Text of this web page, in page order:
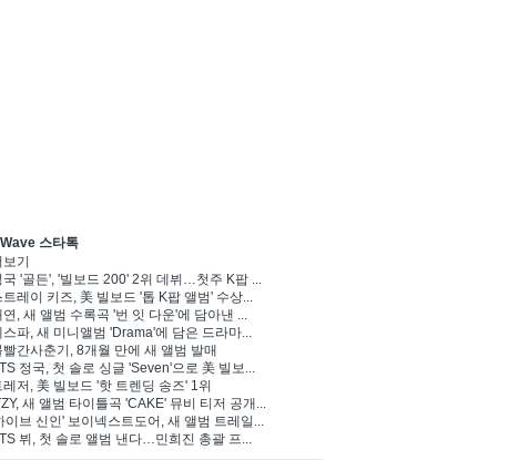
스타톡
기
국 '골든', '빌보드 200' 2위 데뷔…첫주 K팝 ...
트레이 키즈, 美 빌보드 '톱 K팝 앨범' 수상...
연, 새 앨범 수록곡 '번 잇 다운'에 담아낸 ...
스파, 새 미니앨범 'Drama'에 담은 드라마...
빨간사춘기, 8개월 만에 새 앨범 발매
정국, 첫 솔로 싱글 'Seven'으로 美 빌보...
레저, 美 빌보드 '핫 트렌딩 송즈' 1위
새 앨범 타이틀곡 'CAKE' 뮤비 티저 공개...
이브 신인' 보이넥스트도어, 새 앨범 트레일...
뷔, 첫 솔로 앨범 낸다…민희진 총괄 프...